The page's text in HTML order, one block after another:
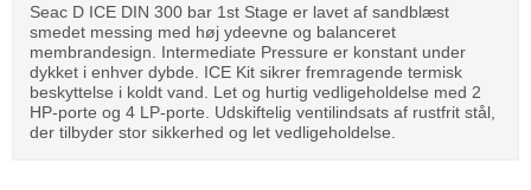
Seac D ICE DIN 300 bar 1st Stage er lavet af sandblæst
smedet messing med høj ydeevne og balanceret
membrandesign. Intermediate Pressure er konstant under
dykket i enhver dybde. ICE Kit sikrer fremragende termisk
beskyttelse i koldt vand. Let og hurtig vedligeholdelse med 2
HP-porte og 4 LP-porte. Udskiftelig ventilindsats af rustfrit stål,
der tilbyder stor sikkerhed og let vedligeholdelse.